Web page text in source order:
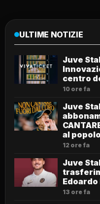
ULTIME NOTIZIE
Juve
centro
10 ore fa
Juve
al
12 ore fa
Juve
Edoardo
13 ore fa